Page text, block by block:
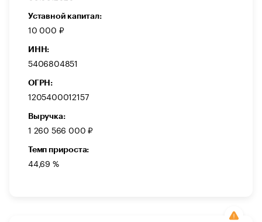
Уставной капитал:
10 000 ₽
ИНН:
5406804851
ОГРН:
1205400012157
Выручка:
1 260 566 000 ₽
Темп прироста:
44,69 %